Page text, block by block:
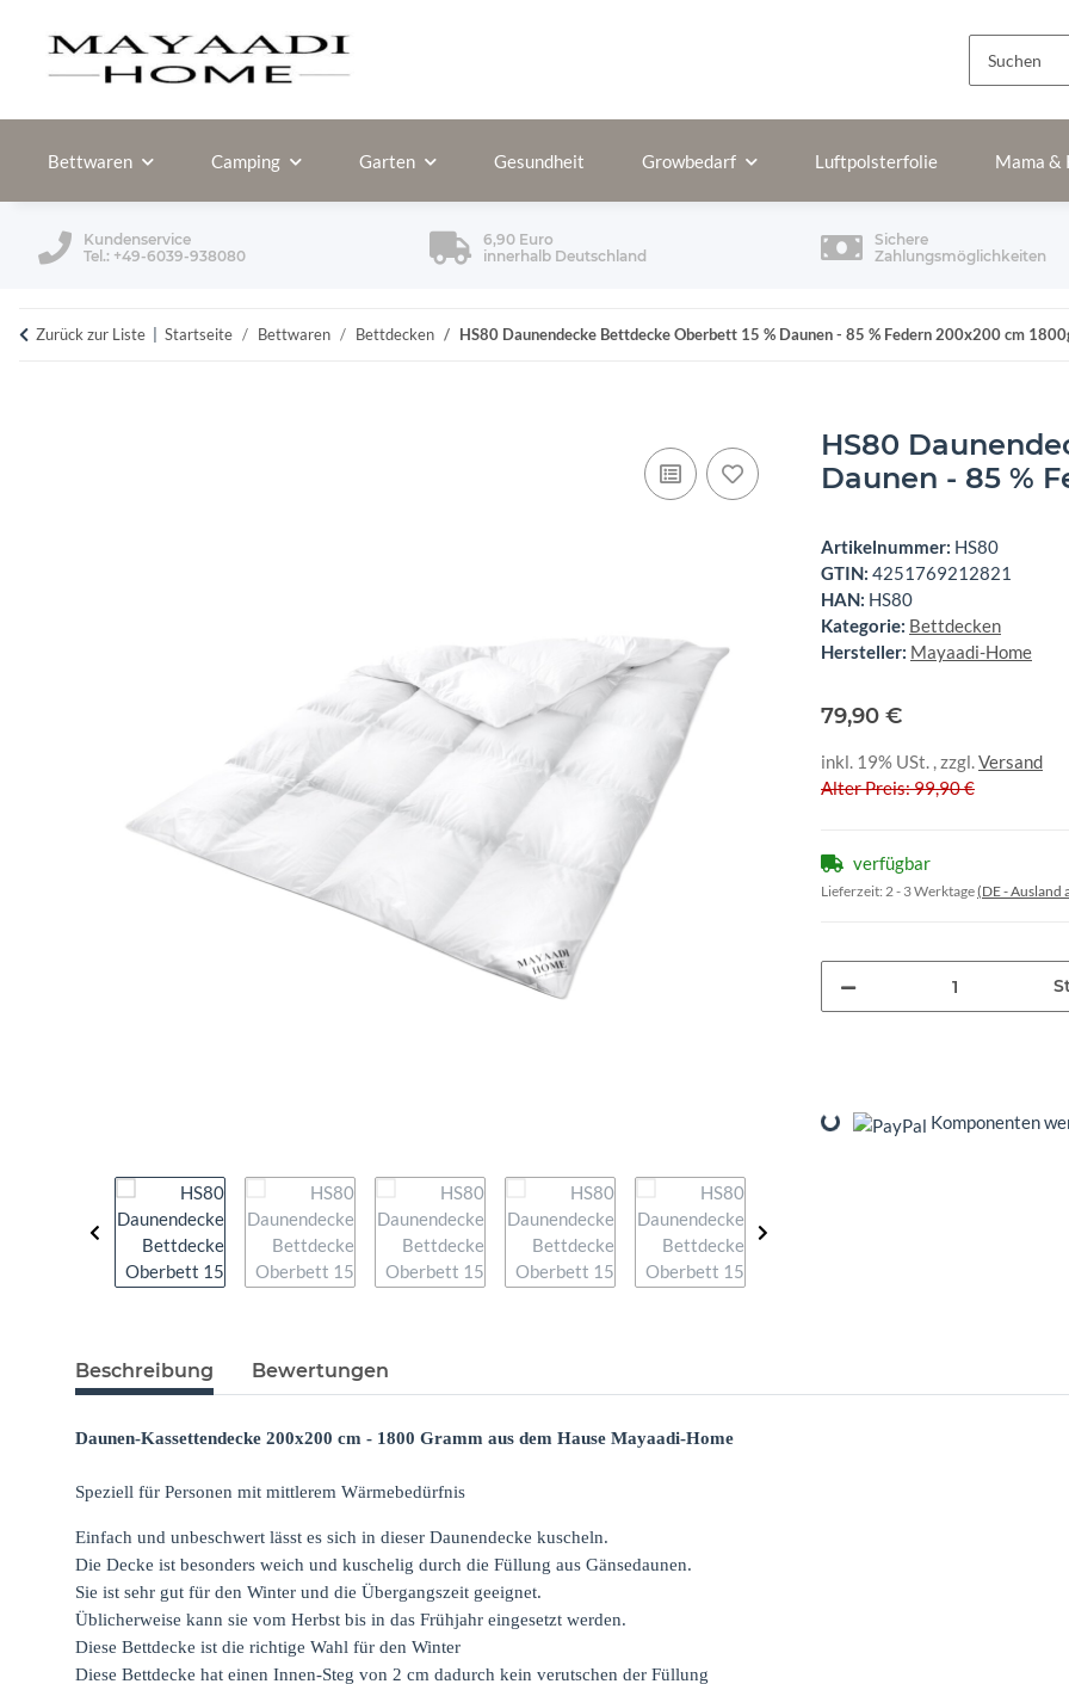
Bettwaren Camping Garten Gesundheit Growbedarf Luftpolsterfolie Mama &
Kundenservice
Tel.: +49-6039-938080
6,90 Euro
innerhalb Deutschland
Sichere
Zahlungsmöglichkeiten
Zurück zur Liste Startseite Bettwaren Bettdecken HS80 Daunendecke Bettdecke Oberbett 15 % Daunen - 85 % Federn 200x200 cm
HS80
Daunen - 85 %
Artikelnummer: HS80
GTIN: 4251769212821
HAN: HS80
Kategorie: Bettdecken
Hersteller: Mayaadi-Home
79,90 €
inkl. 19% USt. , zzgl.Versand
Alter Preis: 99,90 €
verfügbar
Lieferzeit: 2 - 3 Werktage(DE - Ausland
Loading... Komponenten
Beschreibung Bewertungen
Daunen-Kassettendecke 200x200 cm - 1800 Gramm aus dem Hause Mayaadi-Home
Speziell für Personen mit mittlerem Wärmebedürfnis
Einfach und unbeschwert lässt es sich in dieser Daunendecke kuscheln.
Die Decke ist besonders weich und kuschelig durch die Füllung aus Gänsedaunen.
Sie ist sehr gut für den Winter und die Übergangszeit geeignet.
Üblicherweise kann sie vom Herbst bis in das Frühjahr eingesetzt werden.
Diese Bettdecke ist die richtige Wahl für den Winter
Diese Bettdecke hat einen Innen-Steg von 2 cm dadurch kein verutschen der Füllung